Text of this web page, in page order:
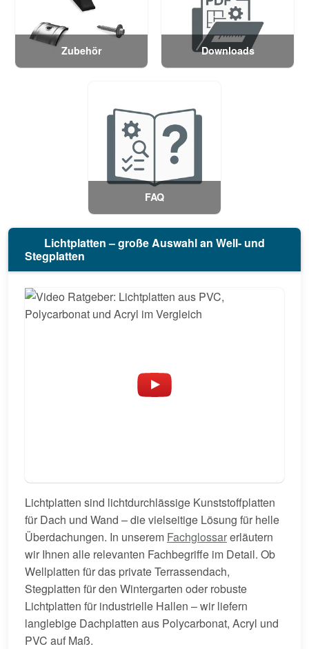
Zubehör Downloads
FAQ
Lichtplatten – große Auswahl an Well- und
Stegplatten
Lichtplatten sind lichtdurchlässige Kunststoffplatten
für Dach und Wand – die vielseitige Lösung für helle
Überdachungen. In unserem Fachglossarerläutern
wir Ihnen alle relevanten Fachbegriffe im Detail. Ob
Wellplatten für das private Terrassendach,
Stegplatten für den Wintergarten oder robuste
Lichtplatten für industrielle Hallen – wir liefern
langlebige Dachplatten aus Polycarbonat, Acryl und
PVC auf Maß.